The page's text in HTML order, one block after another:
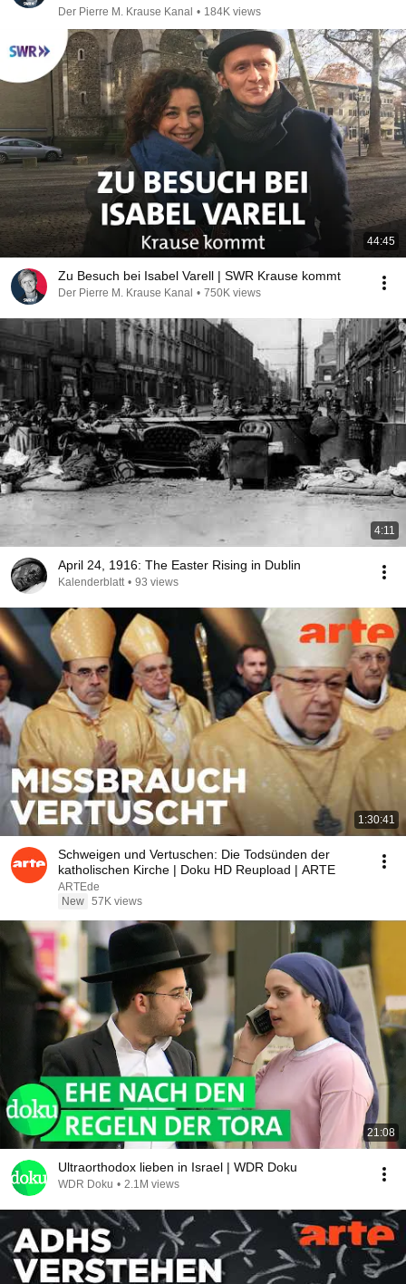
Der Pierre M. Krause Kanal • 184K views
44:45
Zu Besuch bei Isabel Varell | SWR Krause kommt
Der Pierre M. Krause Kanal • 750K views
4:11
April 24, 1916: The Easter Rising in Dublin
Kalenderblatt • 93 views
1:30:41
Schweigen und Vertuschen: Die Todsünden der
katholischen Kirche | Doku HD Reupload | ARTE
ARTEde
New 57K views
21:08
Ultraorthodox lieben in Israel | WDR Doku
WDR Doku • 2.1M views